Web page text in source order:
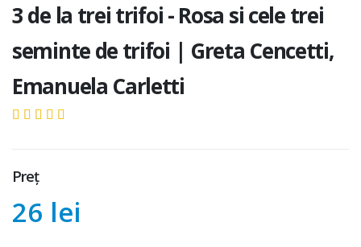
3 de la trei trifoi - Rosa si cele trei
seminte de trifoi | Greta Cencetti,
Emanuela Carletti
Preț
26 lei